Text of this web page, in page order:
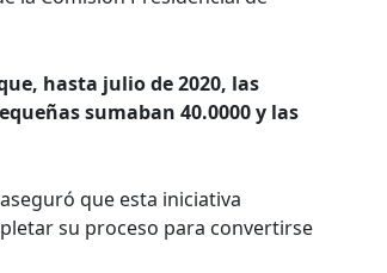
hasta julio de 2020, las
sumaban 40.0000 y las
que esta iniciativa
su proceso para convertirse